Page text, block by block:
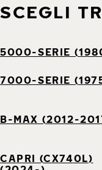
SCEGLI
5000-SERIE
7000-SERIE
B-MAX (2012-
CAPRI (CX740L)